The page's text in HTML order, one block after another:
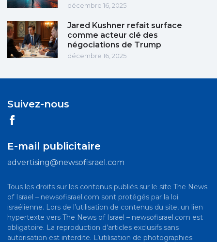
décembre 16, 2025
Jared Kushner refait surface
comme acteur clé des
négociations de Trump
décembre 16, 2025
Suivez-nous
E-mail publicitaire
advertising@newsofisrael.com
Tous les droits sur les contenus publiés sur le site The News
of Israel – newsofisrael.com sont protégés par la loi
israélienne. Lors de l’utilisation de contenus du site, un lien
hypertexte vers The News of Israel – newsofisrael.com est
obligatoire. La reproduction d’articles exclusifs sans
autorisation est interdite. L’utilisation de photographies